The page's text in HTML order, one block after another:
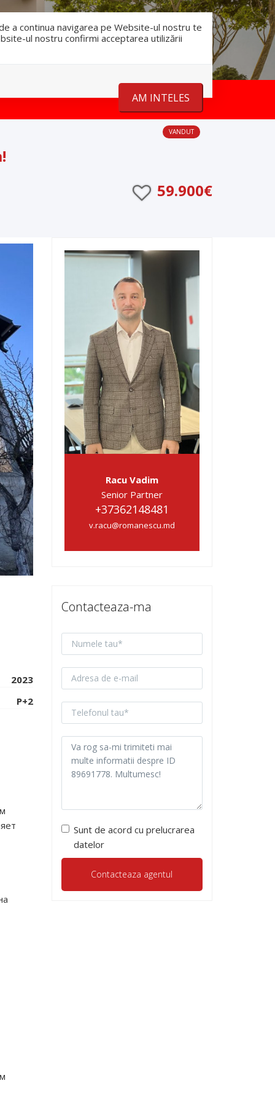
a continua navigarea pe Website-ul nostru te
ul nostru confirmi acceptarea utilizării
AM INTELES
RO RU
+37369883878
VANDUT
59.900€
2023
P+2
Racu Vadim
Senior Partner
+37362148481
v.racu@romanescu.md
Contacteaza-ma
Sunt de acord cu prelucrarea
datelor